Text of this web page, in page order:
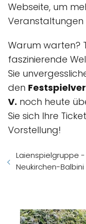
Webseite, um
Veranstaltungen
Warum warten?
faszinierende
Sie
den
V. noch heute
Sie sich Ihre
Vorstellung!
Laienspielgruppe -
Neukirchen-Balbini